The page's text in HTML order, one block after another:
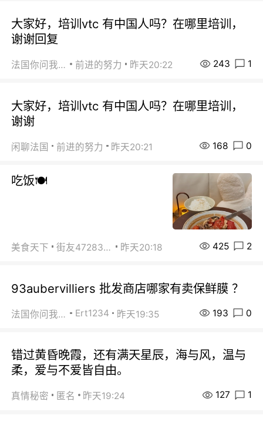
大家好，培训vtc 有中国人吗？在哪里培训，
谢谢回复
法国你问我答 前进的努力 昨天20:22 243 1
大家好，培训vtc 有中国人吗？在哪里培训，
谢谢
闲聊法国 前进的努力 昨天20:21 168 0
吃饭🍽️
美食天下 街友472838572 昨天20:18 425 2
93aubervilliers 批发商店哪家有卖保鲜膜 ？
法国你问我答 Ert1234 昨天19:35 193 0
错过黄昏晚霞，还有满天星辰，海与风，温与
柔，爱与不爱皆自由。
真情秘密 匿名 昨天19:24 127 1